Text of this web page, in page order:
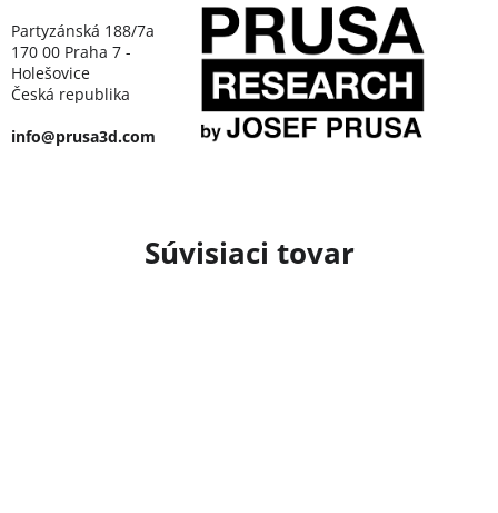
Súvisiaci tovar
Partyzánská 188/7a
170 00 Praha 7 -
Holešovice
Česká republika
info@prusa3d.com